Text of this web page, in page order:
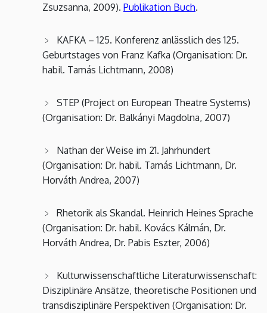
Zsuzsanna, 2009). Publikation Buch.
KAFKA – 125. Konferenz anlässlich des 125.
Geburtstages von Franz Kafka (Organisation: Dr.
habil. Tamás Lichtmann, 2008)
STEP (Project on European Theatre Systems)
(Organisation: Dr. Balkányi Magdolna, 2007)
Nathan der Weise im 21. Jahrhundert
(Organisation: Dr. habil. Tamás Lichtmann, Dr.
Horváth Andrea, 2007)
Rhetorik als Skandal. Heinrich Heines Sprache
(Organisation: Dr. habil. Kovács Kálmán, Dr.
Horváth Andrea, Dr. Pabis Eszter, 2006)
Kulturwissenschaftliche Literaturwissenschaft:
Disziplinäre Ansätze, theoretische Positionen und
transdisziplinäre Perspektiven (Organisation: Dr.